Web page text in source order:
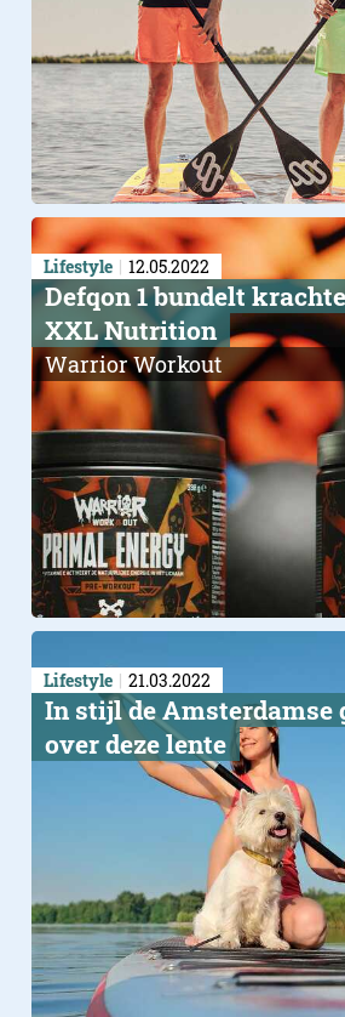
Lifestyle 12.05.2022
Defqon 1 bundelt
XXL Nutrition
Warrior Workout
Lifestyle 21.03.2022
​In stijl de Amsterdamse
over deze lente